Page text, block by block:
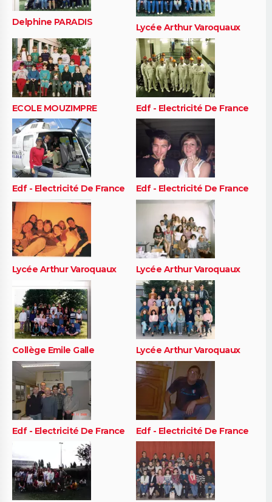
Delphine PARADIS Lycée Arthur Varoquaux
ECOLE MOUZIMPRE Edf - Electricité De France
Edf - Electricité De France Edf - Electricité De France
Lycée Arthur Varoquaux Lycée Arthur Varoquaux
Collège Emile Galle Lycée Arthur Varoquaux
Edf - Electricité De France Edf - Electricité De France